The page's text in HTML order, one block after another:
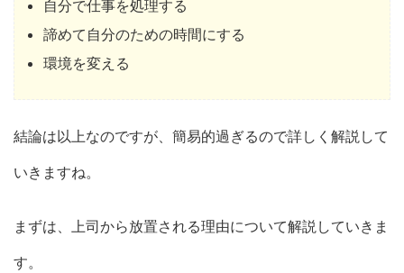
自分で仕事を処理する
諦めて自分のための時間にする
環境を変える
結論は以上なのですが、簡易的過ぎるので詳しく解説して
いきますね。
まずは、上司から放置される理由について解説していきま
す。